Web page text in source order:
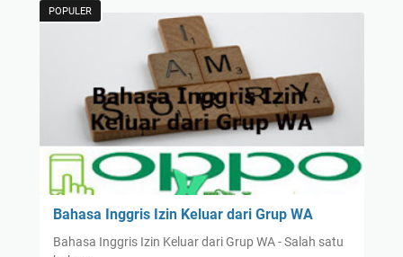
POPULER
Bahasa Inggris Izin Keluar dari Grup WA
Bahasa Inggris Izin Keluar dari Grup WA - Salah satu